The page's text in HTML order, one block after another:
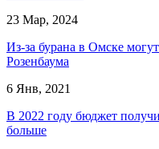
23 Мар, 2024
Из-за бурана в Омске
Розенбаума
6 Янв, 2021
В 2022 году бюджет
больше